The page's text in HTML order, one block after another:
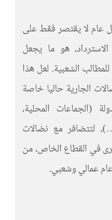
لا يقتصر فقط على
هو ما يجعل
الشعبية. لعل هذا
الجارية حاليا خاصة
(الجماعات المحلية،
لتتضافر مع نضالات
في القطاع الخاص، من
عمالي وشعبي.